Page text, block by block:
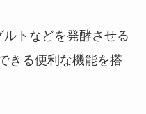
トなどを発酵させる
きる便利な機能を搭